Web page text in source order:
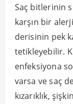
Saç bitlerinin
karşın bir
derisinin pek
tetikleyebilir.
enfeksiyona
varsa ve saç
kızarıklık,